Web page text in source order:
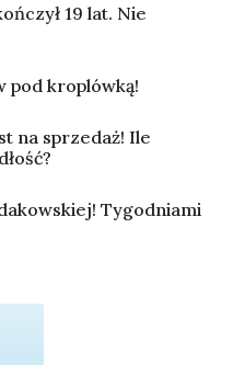
19 lat. Nie
pod kroplówką!
na sprzedaż! Ile
Tygodniami